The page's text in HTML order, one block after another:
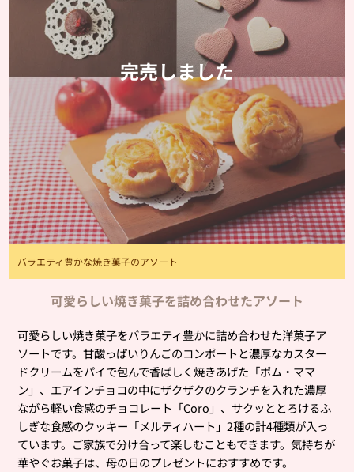
バラエティ豊かな焼き菓子のアソート
完売しました
可愛らしい焼き菓子を詰め合わせたアソート
可愛らしい焼き菓子をバラエティ豊かに詰め合わせた洋菓子ア
ソートです。甘酸っぱいりんごのコンポートと濃厚なカスター
ドクリームをパイで包んで香ばしく焼きあげた「ポム・ママ
ン」、エアインチョコの中にザクザクのクランチを入れた濃厚
ながら軽い食感のチョコレート「Coro」、サクッととろけるふ
しぎな食感のクッキー「メルティハート」2種の計4種類が入っ
ています。ご家族で分け合って楽しむこともできます。気持ちが
華やぐお菓子は、母の日のプレゼントにおすすめです。